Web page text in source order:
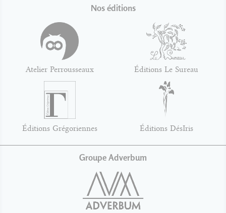
Nos éditions
Atelier Perrousseaux Éditions Le Sureau
Éditions Grégoriennes Éditions DésIris
Groupe Adverbum